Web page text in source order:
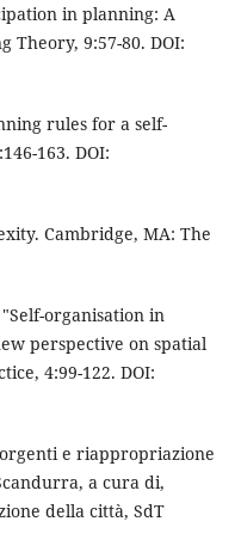
in planning: A
Theory, 9:57-80. DOI:
rules for a self-
163. DOI:
Cambridge, MA: The
organisation in
perspective on spatial
4:99-122. DOI:
e riappropriazione
a cura di,
della città, SdT